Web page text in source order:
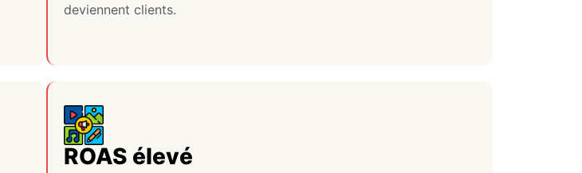
deviennent clients.
ROAS élevé